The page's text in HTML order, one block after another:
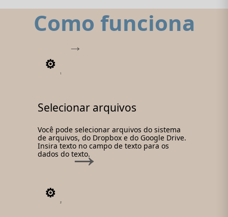
Como funciona
1
Selecionar arquivos
Você pode selecionar arquivos do sistema
de arquivos, do Dropbox e do Google Drive.
Insira texto no campo de texto para os
dados do texto.
2